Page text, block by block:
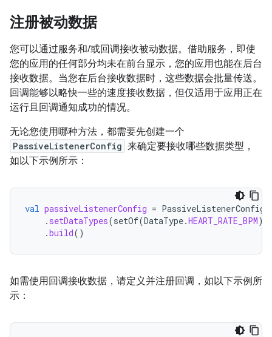
注册被动数据
您可以通过服务和/或回调接收被动数据。借助服务，即使
您的应用的任何部分均未在前台显示，您的应用也能在后台
接收数据。当您在后台接收数据时，这些数据会批量传送。
回调能够以略快一些的速度接收数据，但仅适用于应用正在
运行且回调通知成功的情况。
无论您使用哪种方法，都需要先创建一个
PassiveListenerConfig 来确定要接收哪些数据类型，
如以下示例所示：
val passiveListenerConfig = PassiveListenerConfig
. setDataTypes(setOf(DataType.HEART_RATE_BPM))
.build()
如需使用回调接收数据，请定义并注册回调，如以下示例所
示：